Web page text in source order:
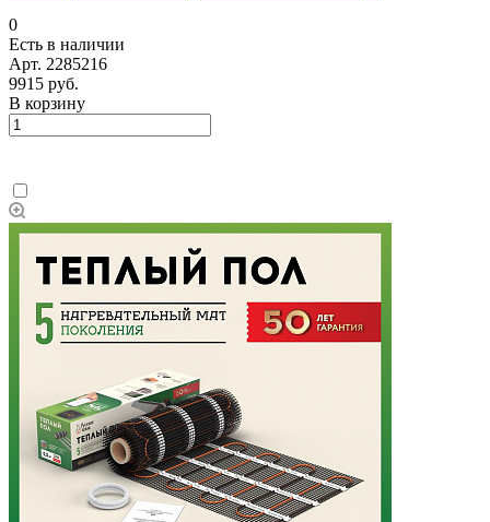
0
Есть в наличии
Арт. 2285216
9915 руб.
В корзину